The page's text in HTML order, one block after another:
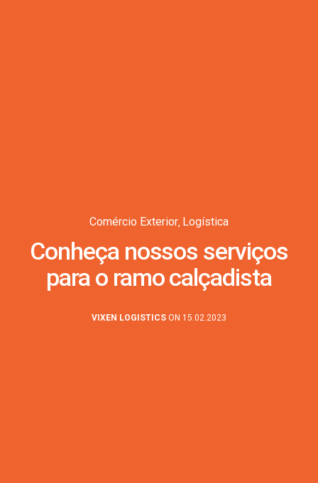
Comércio Exterior, Logística
Conheça nossos serviços
para o ramo calçadista
VIXEN LOGISTICS ON 15.02.2023